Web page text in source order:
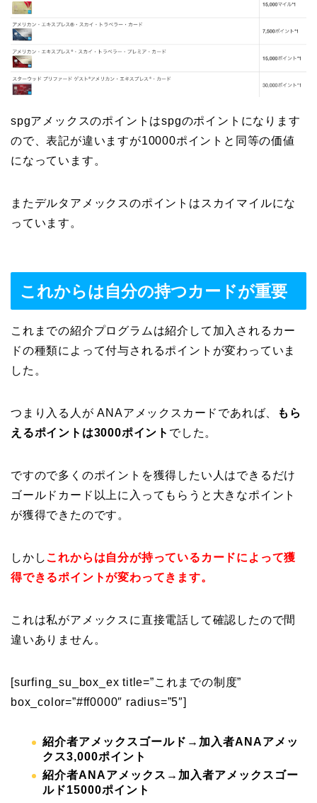
spgアメックスのポイントはspgのポイントになります
ので、表記が違いますが10000ポイントと同等の価値
になっています。
またデルタアメックスのポイントはスカイマイルにな
っています。
これからは自分の持つカードが重要
これまでの紹介プログラムは紹介して加入されるカー
ドの種類によって付与されるポイントが変わっていま
した。
つまり入る人が ANAアメックスカードであれば、
もら
えるポイントは3000ポイント でした。
ですので多くのポイントを獲得したい人はできるだけ
ゴールドカード以上に入ってもらうと大きなポイント
が獲得できたのです。
しかし これからは自分が持っているカードによって獲
得できるポイントが変わってきます。
これは私がアメックスに直接電話して確認したので間
違いありません。
[surfing_su_box_ex title=”これまでの制度”
box_color=”#ff0000″ radius=”5″]
紹介者アメックスゴールド→加入者ANAアメッ
クス3,000ポイント
紹介者ANAアメックス→加入者アメックスゴー
ルド15000ポイント